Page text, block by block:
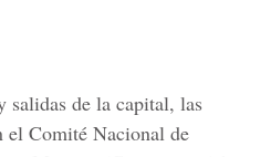
salidas de la capital, las
el Comité Nacional de